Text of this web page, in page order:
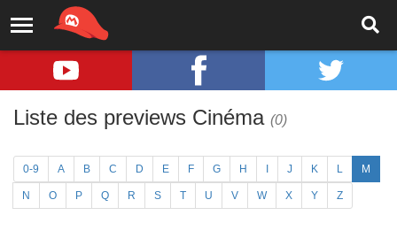
Liste des previews Cinéma (0)
0-9 A B C D E F G H J K L M
N O P Q R S T U V W X Y Z